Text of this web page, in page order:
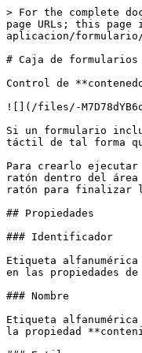
> For the complete documentation index, see [llms.txt](https://doc.velneo.com/llms.txt). Markdown versions of documentation pages are available by appending `.md` to page URLs; this page is available as [Markdown](https://doc.velneo.com/31/velneo-vdevelop/proyectos-objetos-y-editores/proyecto-de-aplicacion/formulario/contenedores/caja-de-formularios.md).

# Caja de formularios

Control de **contenedores** que permite visualizar varios formularios dentro de una caja. Cada formulario estará incluido en un separador o pestaña del control.

![](/files/-M7D78dYB6oO7ZkA7zGC)

Si un formulario incluido en una caja es mayor que ésta, se mostrará una barra de scroll para poder moverse por el formulario. En ese caso, se activa la funcionalidad táctil de tal forma que además de usar la barra de scroll, podremos usar el dedo para moverlo si disponemos de un dispositivo táctil.

Para crearlo ejecutar la opción “caja de formularios” de la barra de controles de contenedores del editor de formularios, hacer un clic con el botón izquierdo del ratón dentro del área del formulario y, sin soltar el botón del ratón, arrastrarlo hacia abajo y hacia la derecha hasta obtener el tamaño deseado. Soltar el botón del ratón para finalizar la creación del control.

## Propiedades

###